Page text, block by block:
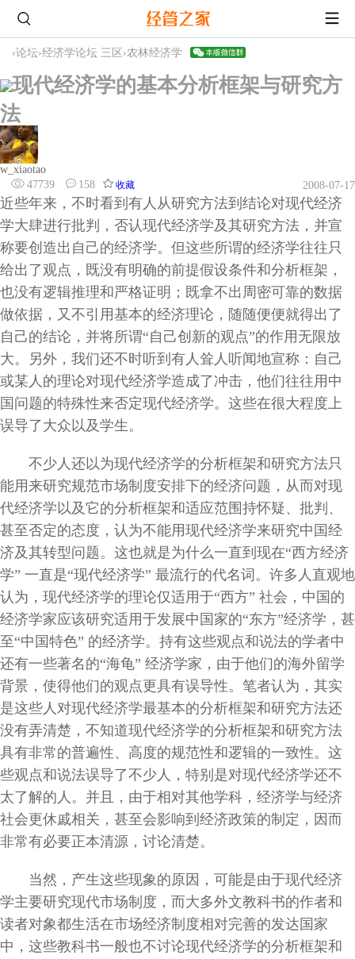
›论坛›经济学论坛 三区 ›农林经济学
现代经济学的基本分析框架与研究方
法
w_xiaotao
47739
158 收藏 2008-07-17
近些年来，不时看到有人从研究方法到结论对现代经济
学大肆进行批判，否认现代经济学及其研究方法，并宣
称要创造出自己的经济学。但这些所谓的经济学往往只
给出了观点，既没有明确的前提假设条件和分析框架，
也没有逻辑推理和严格证明；既拿不出周密可靠的数据
做依据，又不引用基本的经济理论，随随便便就得出了
自己的结论，并将所谓“自己创新的观点”的作用无限放
大。另外，我们还不时听到有人耸人听闻地宣称：自己
或某人的理论对现代经济学造成了冲击，他们往往用中
国问题的特殊性来否定现代经济学。这些在很大程度上
误导了大众以及学生。
不少人还以为现代经济学的分析框架和研究方法只
能用来研究规范市场制度安排下的经济问题，从而对现
代经济学以及它的分析框架和适应范围持怀疑、批判、
甚至否定的态度，认为不能用现代经济学来研究中国经
济及其转型问题。这也就是为什么一直到现在“西方经济
学” 一直是“现代经济学” 最流行的代名词。许多人直观地
认为，现代经济学的理论仅适用于“西方” 社会，中国的
经济学家应该研究适用于发展中国家的“东方”经济学，甚
至“中国特色” 的经济学。持有这些观点和说法的学者中
还有一些著名的“海龟” 经济学家，由于他们的海外留学
背景，使得他们的观点更具有误导性。笔者认为，其实
是这些人对现代经济学最基本的分析框架和研究方法还
没有弄清楚，不知道现代经济学的分析框架和研究方法
具有非常的普遍性、高度的规范性和逻辑的一致性。这
些观点和说法误导了不少人，特别是对现代经济学还不
太了解的人。并且，由于相对其他学科，经济学与经济
社会更休戚相关，甚至会影响到经济政策的制定，因而
非常有必要正本清源，讨论清楚。
当然，产生这些现象的原因，可能是由于现代经济
学主要研究现代市场制度，而大多外文教科书的作者和
读者对象都生活在市场经济制度相对完善的发达国家
中，这些教科书一般也不讨论现代经济学的分析框架和